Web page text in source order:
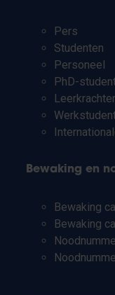
Pers
Studenten
Personeel
PhD-
Bewaking en
Bewaking
Bewaking